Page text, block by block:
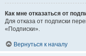
Как мне отказаться от
Для отказа от подписки
«Подписки».
Вернуться к началу